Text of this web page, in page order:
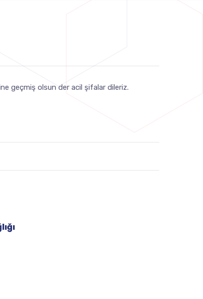
geçmiş olsun der acil şifalar dileriz.